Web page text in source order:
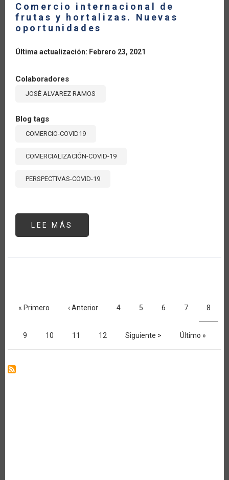
Comercio internacional de
frutas y hortalizas. Nuevas
oportunidades
Última actualización: Febrero 23, 2021
Colaboradores
JOSÉ ALVAREZ RAMOS
Blog tags
COMERCIO-COVID19
COMERCIALIZACIÓN-COVID-19
PERSPECTIVAS-COVID-19
LEE MÁS
INTERNACIONAL
Primera
« Primero
Página
‹ Anterior Página
4 Página
5 Página
6 Página
7
Página
8
Página
9 Página
10 Página
11 Página
12
Siguiente
Siguiente >
Última
Último »